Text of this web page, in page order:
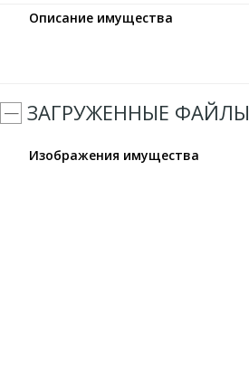
Описание имущества
ЗАГРУЖЕННЫЕ ФАЙЛЫ
Изображения имущества